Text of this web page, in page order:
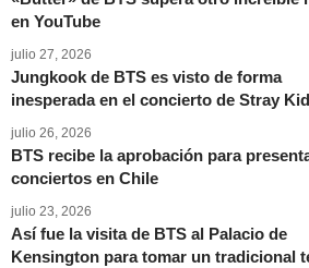
en YouTube
julio 27, 2026
Jungkook de BTS es visto de forma
inesperada en el concierto de Stray
julio 26, 2026
BTS recibe la aprobación para
conciertos en Chile
julio 23, 2026
Así fue la visita de BTS al Palacio de
Kensington para tomar un tradicional